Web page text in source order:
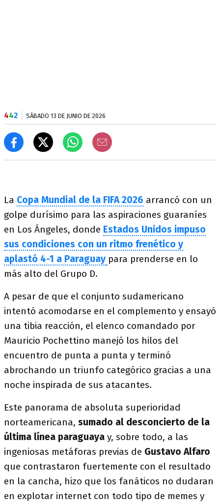
442 SÁBADO 13 DE JUNIO DE 2026
La Copa Mundial de la FIFA 2026 arrancó con un
golpe durísimo para las aspiraciones guaraníes
en Los Ángeles, donde Estados Unidos impuso
sus condiciones con un ritmo frenético y
aplastó 4-1 a Paraguay para prenderse en lo
más alto del Grupo D.
A pesar de que el conjunto sudamericano
intentó acomodarse en el complemento y ensayó
una tibia reacción, el elenco comandado por
Mauricio Pochettino manejó los hilos del
encuentro de punta a punta y terminó
abrochando un triunfo categórico gracias a una
noche inspirada de sus atacantes.
Este panorama de absoluta superioridad
norteamericana, sumado al desconcierto de la
última línea paraguaya y, sobre todo, a las
ingeniosas metáforas previas de Gustavo Alfaro
que contrastaron fuertemente con el resultado
en la cancha, hizo que los fanáticos no dudaran
en explotar internet con todo tipo de memes y